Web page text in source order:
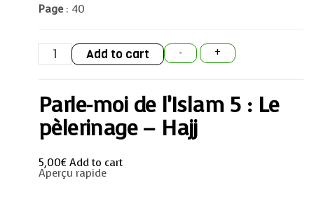
Page: 40
-
Parle-
moi
de
Le
pèlerinage
Hajj
+
Add to cart
Parle-moi de l’Islam 5 : Le
pèlerinage – Hajj
5,00€ Add to cart
Aperçu rapide